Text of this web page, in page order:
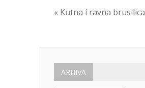
Navigacija
« Kutna i ravna brusilica
ARHIVA